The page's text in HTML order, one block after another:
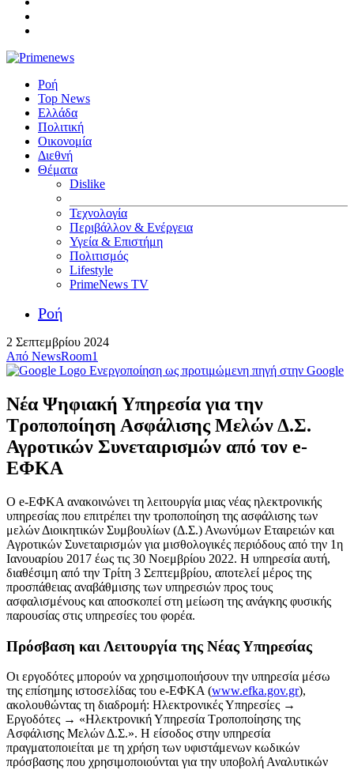
Ροή
Top News
Ελλάδα
Πολιτική
Οικονομία
Διεθνή
Θέματα
Dislike
Τεχνολογία
Περιβάλλον & Ενέργεια
Υγεία & Επιστήμη
Πολιτισμός
Lifestyle
PrimeNews TV
Ροή
2 Σεπτεμβρίου 2024
Από NewsRoom1
Ενεργοποίηση ως προτιμώμενη πηγή στην Google
Νέα Ψηφιακή Υπηρεσία για την
Τροποποίηση Ασφάλισης Μελών Δ.Σ.
Αγροτικών Συνεταιρισμών από τον e-
ΕΦΚΑ
Ο e-ΕΦΚΑ ανακοινώνει τη λειτουργία μιας νέας ηλεκτρονικής
υπηρεσίας που επιτρέπει την τροποποίηση της ασφάλισης των
μελών Διοικητικών Συμβουλίων (Δ.Σ.) Ανωνύμων Εταιρειών και
Αγροτικών Συνεταιρισμών για μισθολογικές περιόδους από την 1η
Ιανουαρίου 2017 έως τις 30 Νοεμβρίου 2022. Η υπηρεσία αυτή,
διαθέσιμη από την Τρίτη 3 Σεπτεμβρίου, αποτελεί μέρος της
προσπάθειας αναβάθμισης των υπηρεσιών προς τους
ασφαλισμένους και αποσκοπεί στη μείωση της ανάγκης φυσικής
παρουσίας στις υπηρεσίες του φορέα.
Πρόσβαση και Λειτουργία της Νέας Υπηρεσίας
Οι εργοδότες μπορούν να χρησιμοποιήσουν την υπηρεσία μέσω
της επίσημης ιστοσελίδας του e-ΕΦΚΑ (www.efka.gov.gr),
ακολουθώντας τη διαδρομή: Ηλεκτρονικές Υπηρεσίες →
Εργοδότες → «Ηλεκτρονική Υπηρεσία Τροποποίησης της
Ασφάλισης Μελών Δ.Σ.». Η είσοδος στην υπηρεσία
πραγματοποιείται με τη χρήση των υφιστάμενων κωδικών
πρόσβασης που χρησιμοποιούνται για την υποβολή Αναλυτικών